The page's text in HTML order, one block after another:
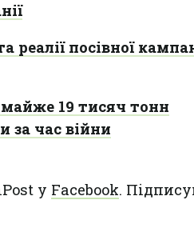
реалії посівної
19 тисяч тонн
за час війни
у Facebook.